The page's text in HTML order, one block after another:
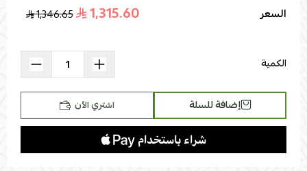
اسحب و افلت الملف هنا
السعر 1,315.60
1,346.65
الكمية
إضافة للسلة اشتري الآن